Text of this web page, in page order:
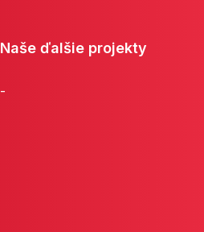
Naše ďalšie projekty
-